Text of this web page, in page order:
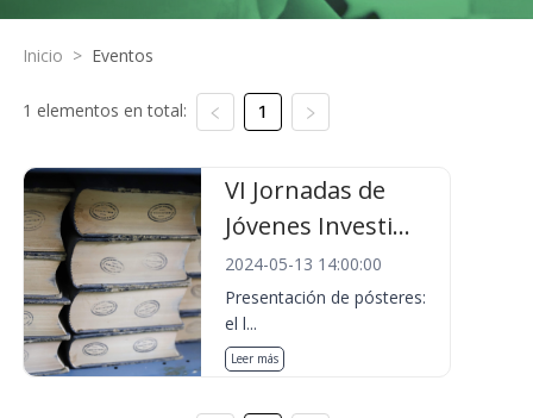
Inicio > Eventos
1 elementos en total: 1
VI Jornadas de
Jóvenes Investi...
2024-05-13 14:00:00
Presentación de pósteres:
el l...
Leer más